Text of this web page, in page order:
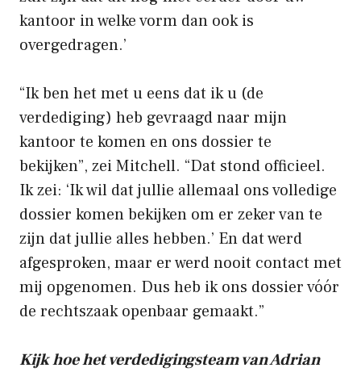
kantoor in welke vorm dan ook is
overgedragen.’
“Ik ben het met u eens dat ik u (de
verdediging) heb gevraagd naar mijn
kantoor te komen en ons dossier te
bekijken”, zei Mitchell. “Dat stond officieel.
Ik zei: ‘Ik wil dat jullie allemaal ons volledige
dossier komen bekijken om er zeker van te
zijn dat jullie alles hebben.’ En dat werd
afgesproken, maar er werd nooit contact met
mij opgenomen. Dus heb ik ons dossier vóór
de rechtszaak openbaar gemaakt.”
Kijk hoe het verdedigingsteam van Adrian